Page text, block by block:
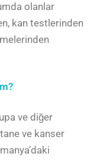
olanlar
kan testlerinden
ve diğer
ve kanser